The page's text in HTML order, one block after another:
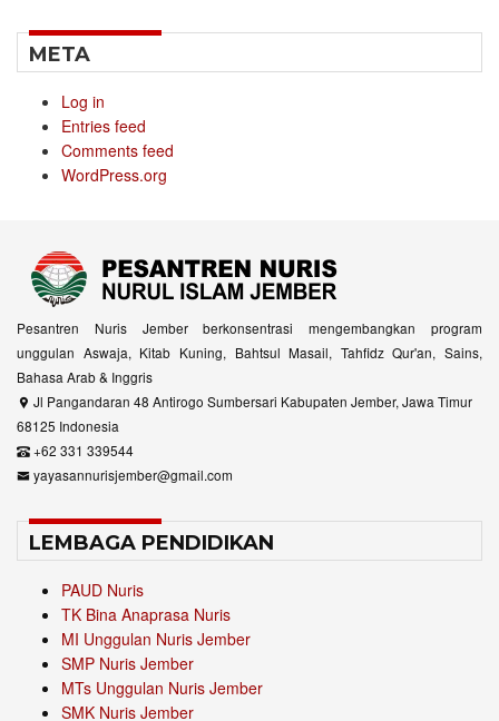
META
Log in
Entries feed
Comments feed
WordPress.org
Pesantren Nuris Jember berkonsentrasi mengembangkan program
unggulan Aswaja, Kitab Kuning, Bahtsul Masail, Tahfidz Qur'an, Sains,
Bahasa Arab & Inggris
Jl Pangandaran 48 Antirogo Sumbersari Kabupaten Jember, Jawa Timur
68125 Indonesia
+62 331 339544
yayasannurisjember@gmail.com
LEMBAGA PENDIDIKAN
PAUD Nuris
TK Bina Anaprasa Nuris
MI Unggulan Nuris Jember
SMP Nuris Jember
MTs Unggulan Nuris Jember
SMK Nuris Jember